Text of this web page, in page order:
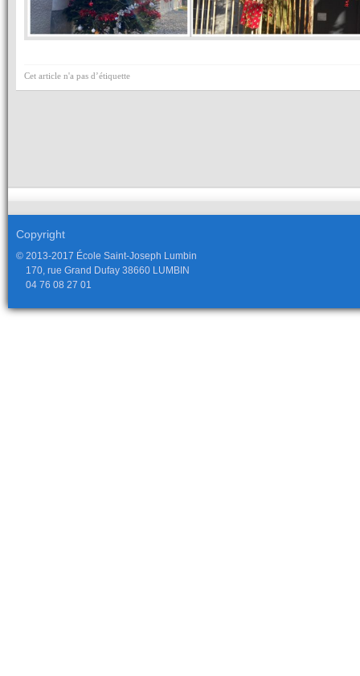
Cet article n'a pas d’étiquette
Copyright
© 2013-2017 École Saint-Joseph Lumbin
170, rue Grand Dufay 38660 LUMBIN
04 76 08 27 01